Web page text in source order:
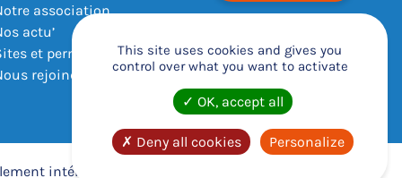
association
actu’
et permanences
rejoindre
intérieur
This site uses cookies and gives you
control over what you want to activate
OK, accept all
Deny all cookies Personalize